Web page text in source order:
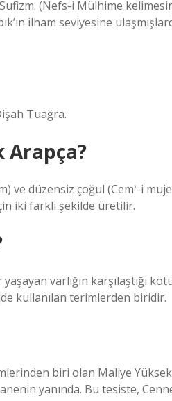
ilham seviyesine
Tuağra.
Arapça?
ve düzensiz çoğul (Cemʻ-i
iki farklı şekilde üretilir.
varlığın karşılaştığı
kullanılan terimlerden biridir.
biri olan Maliye
yanında. Bu tesiste,